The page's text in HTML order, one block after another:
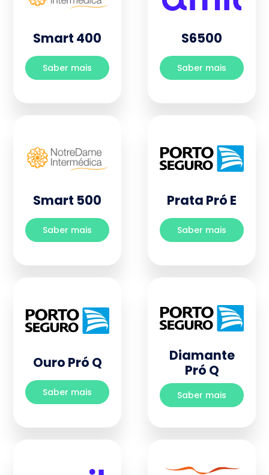
Smart 400
Saber mais
S6500
Saber mais
Smart 500
Saber mais
Prata Pró E
Saber mais
Ouro Pró Q
Saber mais
Diamante
Pró Q
Saber mais